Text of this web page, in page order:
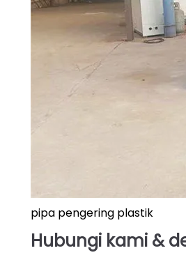
pipa pengering plastik
Hubungi kami &